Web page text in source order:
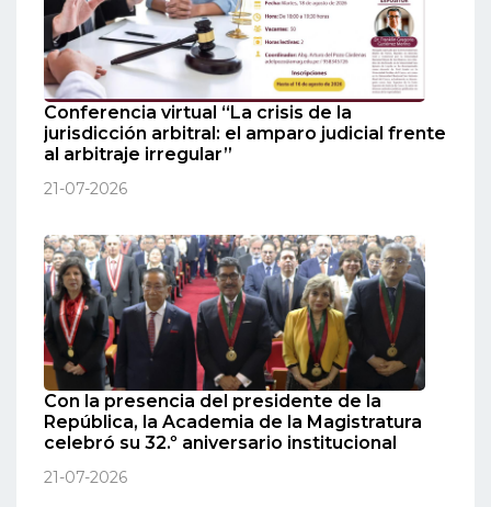
Conferencia virtual “La crisis de la
jurisdicción arbitral: el amparo judicial frente
al arbitraje irregular”
21-07-2026
Con la presencia del presidente de la
República, la Academia de la Magistratura
celebró su 32.º aniversario institucional
21-07-2026